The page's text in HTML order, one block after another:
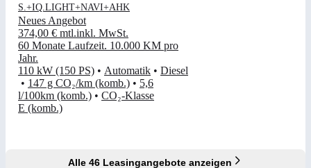
S.+IQ.LIGHT+NAVI+AHK
Neues Angebot
374,00 € mtl.inkl. MwSt.
60 Monate Laufzeit. 10.000 KM pro
Jahr.
110 kW (150 PS) • Automatik • Diesel
• 147 g CO₂/km (komb.) • 5,6
l/100km (komb.) • CO₂-Klasse
E (komb.)
Alle 46 Leasingangebote anzeigen